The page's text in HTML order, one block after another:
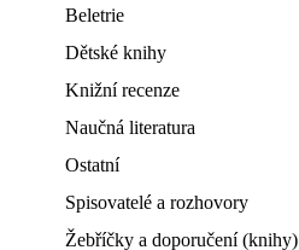
Beletrie
Dětské knihy
Knižní recenze
Naučná literatura
Ostatní
Spisovatelé a rozhovory
Žebříčky a doporučení (knihy)